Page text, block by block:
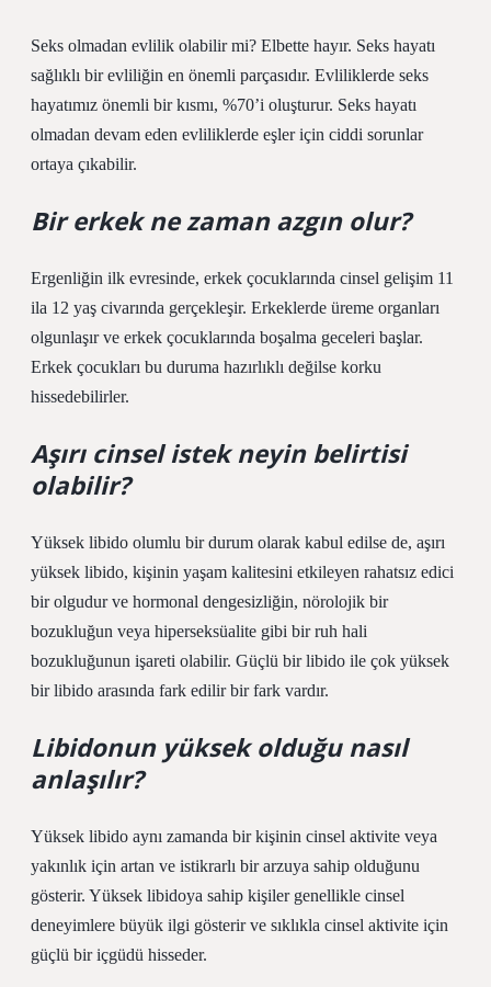
Seks olmadan evlilik olabilir mi? Elbette hayır. Seks hayatı
sağlıklı bir evliliğin en önemli parçasıdır. Evliliklerde seks
hayatımız önemli bir kısmı, %70’i oluşturur. Seks hayatı
olmadan devam eden evliliklerde eşler için ciddi sorunlar
ortaya çıkabilir.
Bir erkek ne zaman azgın olur?
Ergenliğin ilk evresinde, erkek çocuklarında cinsel gelişim 11
ila 12 yaş civarında gerçekleşir. Erkeklerde üreme organları
olgunlaşır ve erkek çocuklarında boşalma geceleri başlar.
Erkek çocukları bu duruma hazırlıklı değilse korku
hissedebilirler.
Aşırı cinsel istek neyin belirtisi
olabilir?
Yüksek libido olumlu bir durum olarak kabul edilse de, aşırı
yüksek libido, kişinin yaşam kalitesini etkileyen rahatsız edici
bir olgudur ve hormonal dengesizliğin, nörolojik bir
bozukluğun veya hiperseksüalite gibi bir ruh hali
bozukluğunun işareti olabilir. Güçlü bir libido ile çok yüksek
bir libido arasında fark edilir bir fark vardır.
Libidonun yüksek olduğu nasıl
anlaşılır?
Yüksek libido aynı zamanda bir kişinin cinsel aktivite veya
yakınlık için artan ve istikrarlı bir arzuya sahip olduğunu
gösterir. Yüksek libidoya sahip kişiler genellikle cinsel
deneyimlere büyük ilgi gösterir ve sıklıkla cinsel aktivite için
güçlü bir içgüdü hisseder.